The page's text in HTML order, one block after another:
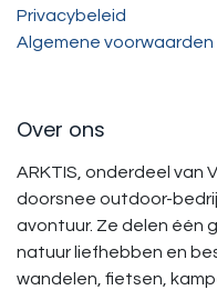
Privacybeleid
Algemene voorwaarden
Over ons
ARKTIS, onderdeel van
doorsnee outdoor-
avontuur. Ze delen één
natuur liefhebben en
wandelen, fietsen,